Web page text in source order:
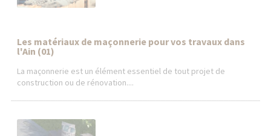
Les matériaux de maçonnerie pour vos travaux dans
l'Ain (01)
La maçonnerie est un élément essentiel de tout projet de
construction ou de rénovation....